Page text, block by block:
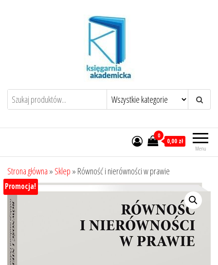
Menu
0
0,00 zł
Strona główna » Sklep » Równość i nierówności w prawie
Promocja!